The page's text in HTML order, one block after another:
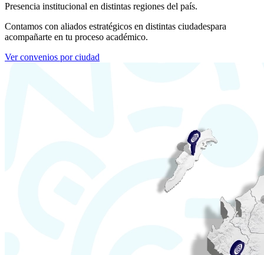
Presencia institucional en distintas regiones del país.
Contamos con aliados estratégicos en distintas ciudadespara
acompañarte en tu proceso académico.
Ver convenios por ciudad